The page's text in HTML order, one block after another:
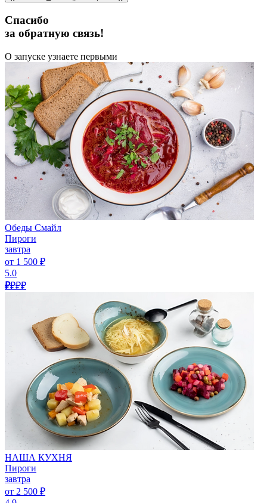
Спасибо
за обратную связь!
О запуске узнаете первыми
Обеды Смайл
Пироги
завтра
от 1 500 ₽
5.0
₽₽₽₽
НАША КУХНЯ
Пироги
завтра
от 2 500 ₽